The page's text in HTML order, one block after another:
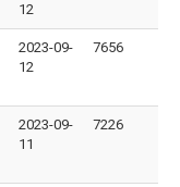
12
2023-09-
12
7656
2023-09-
11
7226